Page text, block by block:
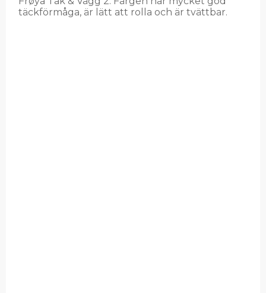
täckförmåga, är lätt att rolla och är tvättbar.